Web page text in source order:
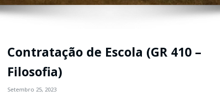
Contratação de Escola (GR 410 –
Filosofia)
Setembro 25, 2023